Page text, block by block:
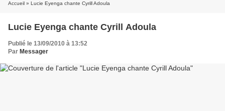
Accueil » Lucie Eyenga chante Cyrill Adoula
Lucie Eyenga chante Cyrill Adoula
Publié le 13/09/2010 à 13:52
Par Messager